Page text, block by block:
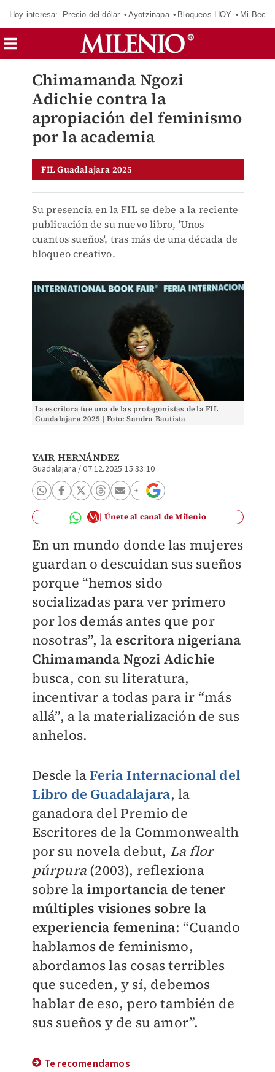
Hoy interesa: Precio del dólar Ayotzinapa Bloqueos HOY Mi Beca
Chimamanda Ngozi
Adichie contra la
apropiación del feminismo
por la academia
FIL Guadalajara 2025
Su presencia en la FIL se debe a la reciente
publicación de su nuevo libro, 'Unos
cuantos sueños', tras más de una década de
bloqueo creativo.
La escritora fue una de las protagonistas de la FIL
Guadalajara 2025 | Foto: Sandra Bautista
YAIR HERNÁNDEZ
Guadalajara /07.12.2025 15:33:10
Únete al canal de Milenio
En un mundo donde las mujeres
guardan o descuidan sus sueños
porque “hemos sido
socializadas para ver primero
por los demás antes que por
nosotras”, la escritora nigeriana
Chimamanda Ngozi Adichie
busca, con su literatura,
incentivar a todas para ir “más
allá”, a la materialización de sus
anhelos.
Desde laFeria Internacional del
Libro de Guadalajara, la
ganadora del Premio de
Escritores de la Commonwealth
por su novela debut, La flor
púrpura (2003), reflexiona
sobre laimportancia de tener
múltiples visiones sobre la
experiencia femenina: “Cuando
hablamos de feminismo,
abordamos las cosas terribles
que suceden, y sí, debemos
hablar de eso, pero también de
sus sueños y de su amor”.
Te recomendamos